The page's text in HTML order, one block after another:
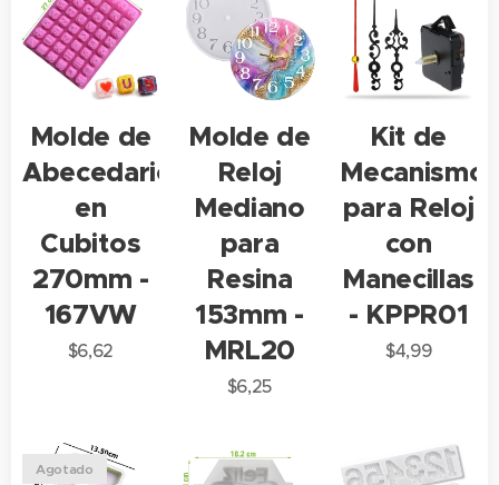
Molde de
Abecedario
en
Cubitos
270mm -
167VW
$6,62
Molde de
Reloj
Mediano
para
Resina
153mm -
MRL20
$6,25
Kit de
Mecanismo
para Reloj
con
Manecillas
- KPPR01
$4,99
Agotado